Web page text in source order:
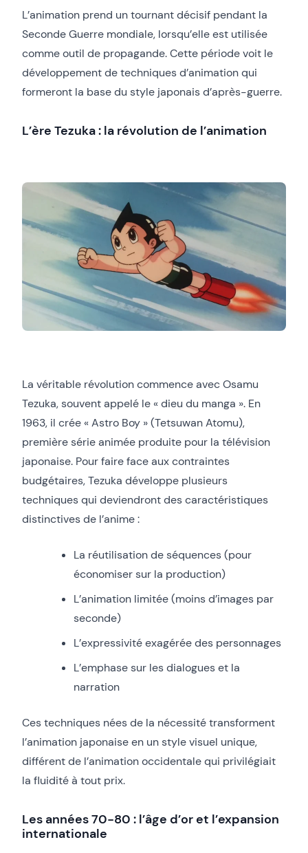
L’animation prend un tournant décisif pendant la
Seconde Guerre mondiale, lorsqu’elle est utilisée
comme outil de propagande. Cette période voit le
développement de techniques d’animation qui
formeront la base du style japonais d’après-guerre.
L’ère Tezuka : la révolution de l’animation
La véritable révolution commence avec Osamu
Tezuka, souvent appelé le « dieu du manga ». En
1963, il crée « Astro Boy » (Tetsuwan Atomu),
première série animée produite pour la télévision
japonaise. Pour faire face aux contraintes
budgétaires, Tezuka développe plusieurs
techniques qui deviendront des caractéristiques
distinctives de l’anime :
La réutilisation de séquences (pour
économiser sur la production)
L’animation limitée (moins d’images par
seconde)
L’expressivité exagérée des personnages
L’emphase sur les dialogues et la
narration
Ces techniques nées de la nécessité transforment
l’animation japonaise en un style visuel unique,
différent de l’animation occidentale qui privilégiait
la fluidité à tout prix.
Les années 70-80 : l’âge d’or et l’expansion
internationale